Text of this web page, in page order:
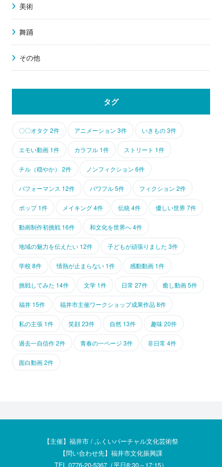
美術
舞踊
その他
タグ
〇〇オタク 2件 アニメーション 3件 いきもの 3件
エモい動画 1件 カラフル 1件 ストリート 1件
チル（穏やか） 2件 ノンフィクション 6件
パフォーマンス 12件 パワフル 5件 フィクション 2件
ポップ 1件 メイキング 4件 伝統 4件 優しい世界 7件
動画制作初挑戦 16件 和文化を世界へ 4件
地域の魅力を伝えたい 12件 子どもが頑張りました 3件
学校 8件 情熱が止まらない 1件 感動動画 1件
挑戦してみた 14件 文学 1件 日常 27件 癒し動画 5件
福井 15件 福井市主催ワークショップ成果作品 8件
私の主張 1件 笑顔 23件 自然 13件 趣味 20件
過去一自信作 2件 青春の一ページ 3件 非日常 4件
面白動画 2件
【主催】福井市 / ふくいバーチャル文化芸術祭
【問い合わせ先】福井市文化振興課
TEL 0776-20-5367（平日8:30～17:15）